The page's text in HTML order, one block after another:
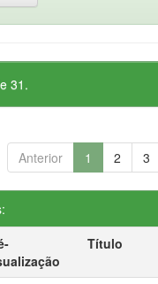
31.
Anterior 1 2 3
Título